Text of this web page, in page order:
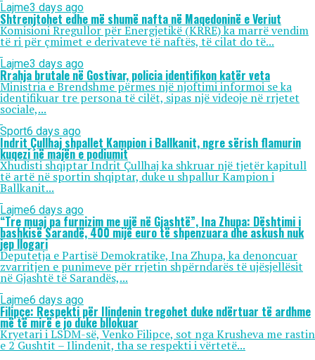
Lajme3 days ago
Shtrenjtohet edhe më shumë nafta në Maqedoninë e Veriut
Komisioni Rregullor për Energjetikë (KRRE) ka marrë vendim
të ri për çmimet e derivateve të naftës, të cilat do të...
Lajme3 days ago
Rrahja brutale në Gostivar, policia identifikon katër veta
Ministria e Brendshme përmes një njoftimi informoi se ka
identifikuar tre persona të cilët, sipas një videoje në rrjetet
sociale,...
Sport6 days ago
Indrit Çullhaj shpallet Kampion i Ballkanit, ngre sërish flamurin
kuqezi në majën e podiumit
Xhudisti shqiptar Indrit Çullhaj ka shkruar një tjetër kapitull
të artë në sportin shqiptar, duke u shpallur Kampion i
Ballkanit...
Lajme6 days ago
“Tre muaj pa furnizim me ujë në Gjashtë”, Ina Zhupa: Dështimi i
bashkisë Sarandë, 400 mijë euro të shpenzuara dhe askush nuk
jep llogari
Deputetja e Partisë Demokratike, Ina Zhupa, ka denoncuar
zvarritjen e punimeve për rrjetin shpërndarës të ujësjellësit
në Gjashtë të Sarandës,...
Lajme6 days ago
Filipçe: Respekti për Ilindenin tregohet duke ndërtuar të ardhme
më të mirë e jo duke bllokuar
Kryetari i LSDM-së, Venko Filipce, sot nga Krusheva me rastin
e 2 Gushtit – Ilindenit, tha se respekti i vërtetë...